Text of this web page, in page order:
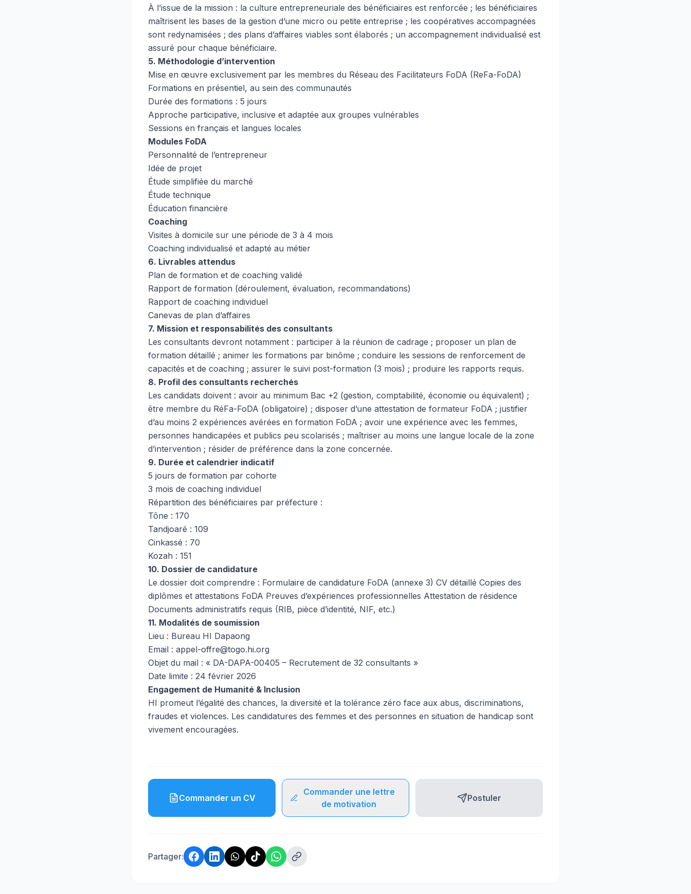
À l’issue de la mission : la culture entrepreneuriale des bénéficiaires est renforcée ; les bénéficiaires
maîtrisent les bases de la gestion d’une micro ou petite entreprise ; les coopératives accompagnées
sont redynamisées ; des plans d’affaires viables sont élaborés ; un accompagnement individualisé est
assuré pour chaque bénéficiaire.
5. Méthodologie d’intervention
Mise en œuvre exclusivement par les membres du Réseau des Facilitateurs FoDA (ReFa-FoDA)
Formations en présentiel, au sein des communautés
Durée des formations : 5 jours
Approche participative, inclusive et adaptée aux groupes vulnérables
Sessions en français et langues locales
Modules FoDA
Personnalité de l’entrepreneur
Idée de projet
Étude simplifiée du marché
Étude technique
Éducation financière
Coaching
Visites à domicile sur une période de 3 à 4 mois
Coaching individualisé et adapté au métier
6. Livrables attendus
Plan de formation et de coaching validé
Rapport de formation (déroulement, évaluation, recommandations)
Rapport de coaching individuel
Canevas de plan d’affaires
7. Mission et responsabilités des consultants
Les consultants devront notamment : participer à la réunion de cadrage ; proposer un plan de
formation détaillé ; animer les formations par binôme ; conduire les sessions de renforcement de
capacités et de coaching ; assurer le suivi post-formation (3 mois) ; produire les rapports requis.
8. Profil des consultants recherchés
Les candidats doivent : avoir au minimum Bac +2 (gestion, comptabilité, économie ou équivalent) ;
être membre du RéFa-FoDA (obligatoire) ; disposer d’une attestation de formateur FoDA ; justifier
d’au moins 2 expériences avérées en formation FoDA ; avoir une expérience avec les femmes,
personnes handicapées et publics peu scolarisés ; maîtriser au moins une langue locale de la zone
d’intervention ; résider de préférence dans la zone concernée.
9. Durée et calendrier indicatif
5 jours de formation par cohorte
3 mois de coaching individuel
Répartition des bénéficiaires par préfecture :
Tône : 170
Tandjoaré : 109
Cinkassé : 70
Kozah : 151
10. Dossier de candidature
Le dossier doit comprendre : Formulaire de candidature FoDA (annexe 3) CV détaillé Copies des
diplômes et attestations FoDA Preuves d’expériences professionnelles Attestation de résidence
Documents administratifs requis (RIB, pièce d’identité, NIF, etc.)
11. Modalités de soumission
Lieu : Bureau HI Dapaong
Email : appel-offre@togo.hi.org
Objet du mail : « DA-DAPA-00405 – Recrutement de 32 consultants »
Date limite : 24 février 2026
Engagement de Humanité & Inclusion
HI promeut l’égalité des chances, la diversité et la tolérance zéro face aux abus, discriminations,
fraudes et violences. Les candidatures des femmes et des personnes en situation de handicap sont
vivement encouragées.
Commander un CV
Commander une lettre
de motivation
Postuler
Partager: